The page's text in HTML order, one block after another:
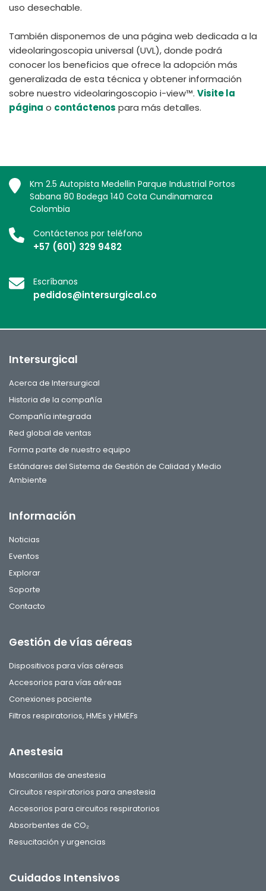
uso desechable.
También disponemos de una página web dedicada a la
videolaringoscopia universal (UVL), donde podrá
conocer los beneficios que ofrece la adopción más
generalizada de esta técnica y obtener información
sobre nuestro videolaringoscopio i-view™. Visite la
página o contáctenos para más detalles.
Km 2.5 Autopista Medellin Parque Industrial Portos
Sabana 80 Bodega 140 Cota Cundinamarca
Colombia
Contáctenos por teléfono
+57 (601) 329 9482
Escríbanos
pedidos@intersurgical.co
Intersurgical
Acerca de Intersurgical
Historia de la compañía
Compañía integrada
Red global de ventas
Forma parte de nuestro equipo
Estándares del Sistema de Gestión de Calidad y Medio
Ambiente
Información
Noticias
Eventos
Explorar
Soporte
Contacto
Gestión de vías aéreas
Dispositivos para vías aéreas
Accesorios para vías aéreas
Conexiones paciente
Filtros respiratorios, HMEs y HMEFs
Anestesia
Mascarillas de anestesia
Circuitos respiratorios para anestesia
Accesorios para circuitos respiratorios
Absorbentes de CO₂
Resucitación y urgencias
Cuidados Intensivos